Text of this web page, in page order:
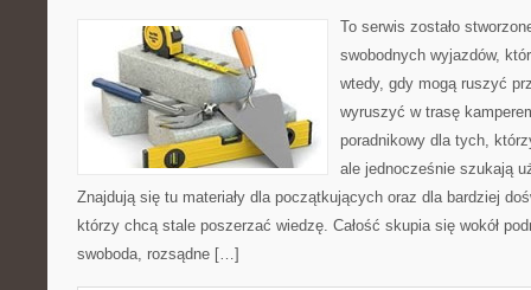
To serwis zostało
swobodnych wyjazdów,
wtedy, gdy mogą ruszyć
wyruszyć w trasę
poradnikowy dla tych,
ale jednocześnie szukają
Znajdują się tu materiały dla początkujących oraz dla bardziej
którzy chcą stale poszerzać wiedzę. Całość skupia się wokół
swoboda, rozsądne […]